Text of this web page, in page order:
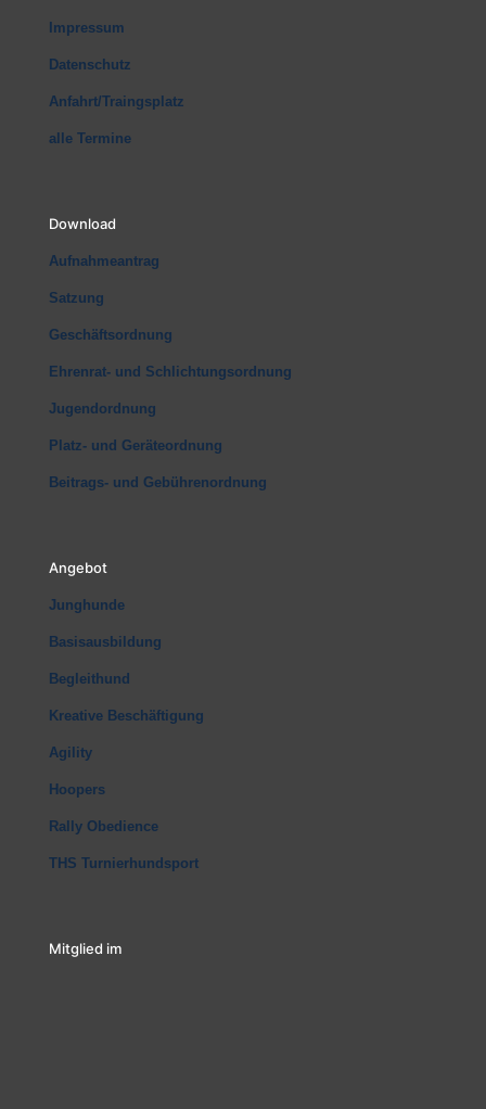
Impressum
Datenschutz
Anfahrt/Traingsplatz
alle Termine
Download
Aufnahmeantrag
Satzung
Geschäftsordnung
Ehrenrat- und Schlichtungsordnung
Jugendordnung
Platz- und Geräteordnung
Beitrags- und Gebührenordnung
Angebot
Junghunde
Basisausbildung
Begleithund
Kreative Beschäftigung
Agility
Hoopers
Rally Obedience
THS Turnierhundsport
Mitglied im